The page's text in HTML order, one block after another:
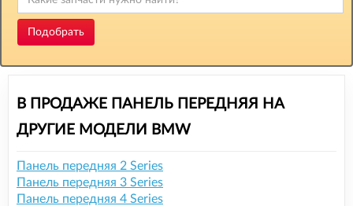
Подобрать
В ПРОДАЖЕ ПАНЕЛЬ ПЕРЕДНЯЯ НА
ДРУГИЕ МОДЕЛИ BMW
Панель передняя 2 Series
Панель передняя 3 Series
Панель передняя 4 Series